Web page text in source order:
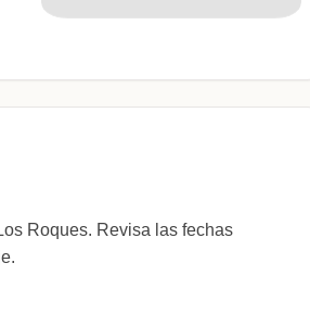
Roques. Revisa las fechas